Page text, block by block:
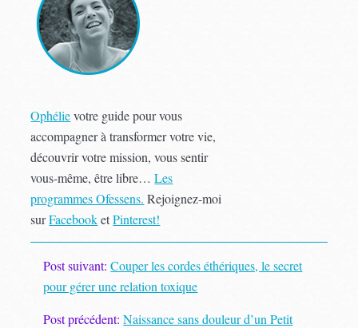
Ophélievotre guide pour vous
accompagner à transformer votre vie,
découvrir votre mission, vous sentir
vous-même, être libre…Les
programmes Ofessens. Rejoignez-moi
surFacebooketPinterest!
Post suivant:Couper les cordes éthériques, le secret
pour gérer une relation toxique
Post précédent:Naissance sans douleur d’un Petit